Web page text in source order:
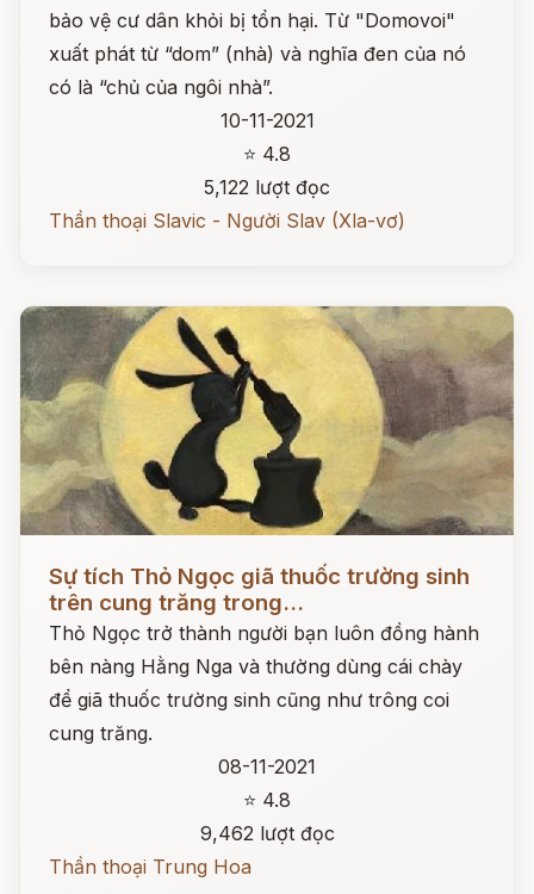
bảo vệ cư dân khỏi bị tổn hại. Từ "Domovoi"
xuất phát từ “dom” (nhà) và nghĩa đen của nó
có là “chủ của ngôi nhà”.
10-11-2021
⭐ 4.8
5,122 lượt đọc
Thần thoại Slavic - Người Slav (Xla-vơ)
Sự tích Thỏ Ngọc giã thuốc trường sinh
trên cung trăng trong...
Thỏ Ngọc trở thành người bạn luôn đồng hành
bên nàng Hằng Nga và thường dùng cái chày
để giã thuốc trường sinh cũng như trông coi
cung trăng.
08-11-2021
⭐ 4.8
9,462 lượt đọc
Thần thoại Trung Hoa